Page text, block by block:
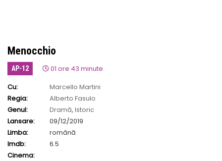
Menocchio
AP-12
01 ore 43 minute
Cu:
Marcello Martini
Regia:
Alberto Fasulo
Genul:
Dramă, Istoric
Lansare:
09/12/2019
Limba:
română
Imdb:
6.5
Cinema: